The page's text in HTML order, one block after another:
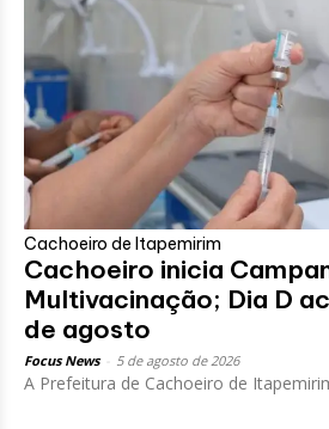
Cachoeiro de Itapemirim
Cachoeiro inicia
Multivacinação; Dia D
de agosto
Focus News 5 de agosto de 2026
A Prefeitura de Cachoeiro de